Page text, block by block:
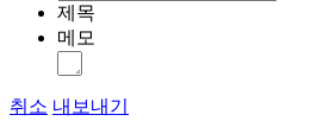
제목
메모
취소 내보내기